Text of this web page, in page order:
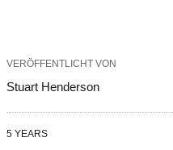
VERÖFFENTLICHT VON
Stuart Henderson
5 YEARS